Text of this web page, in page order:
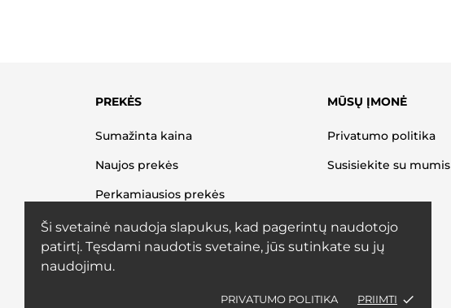
Ši svetainė naudoja slapukus, kad pagerintų naudotojo
patirtį. Tęsdami naudotis svetaine, jūs sutinkate su jų
naudojimu.
PRIVATUMO POLITIKA PRIIMTI done
PREKĖS
Sumažinta kaina
Naujos prekės
Perkamiausios prekės
MŪSŲ ĮMONĖ
Privatumo politika
Susisiekite su mumis